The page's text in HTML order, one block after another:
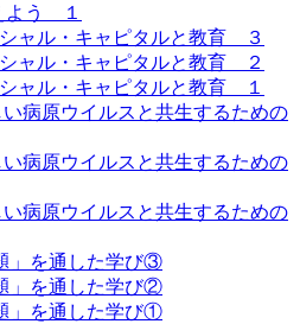
よう １
ャル・キャピタルと教育 ３
ャル・キャピタルと教育 ２
ャル・キャピタルと教育 １
い病原ウイルスと共生するための
い病原ウイルスと共生するための
い病原ウイルスと共生するための
」を通した学び③
」を通した学び②
」を通した学び①